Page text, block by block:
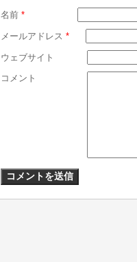
名前 *
メールアドレス *
ウェブサイト
コメント